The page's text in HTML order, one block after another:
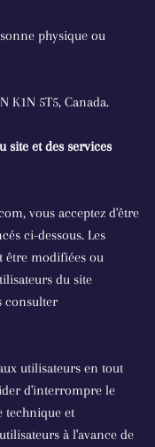
physique ou
K1N 5T5, Canada.
site et des services
vous acceptez d'être
ci-dessous. Les
être modifiées ou
du site
consulter
utilisateurs en tout
d'interrompre le
technique et
à l'avance de